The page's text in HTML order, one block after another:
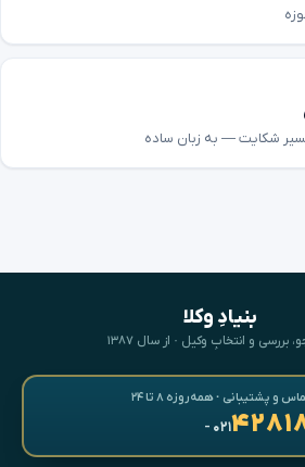
شکایت — به زبان ساده
بنیادِ وکلا
بررسی و انتخابِ وکیل · از سال ۱۳۸۷
و پشتیبانی · همه‌روزه ۸ تا ۲۴
- ۰۲۱